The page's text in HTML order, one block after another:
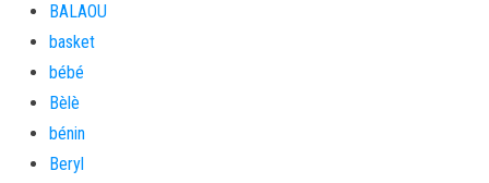
BALAOU
basket
bébé
Bèlè
bénin
Beryl